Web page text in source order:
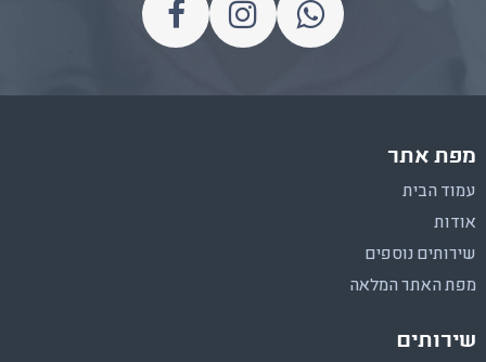
מפת אתר
עמוד הבית
אודות
שירותים נוספים
מפת האתר המלאה
שירותים